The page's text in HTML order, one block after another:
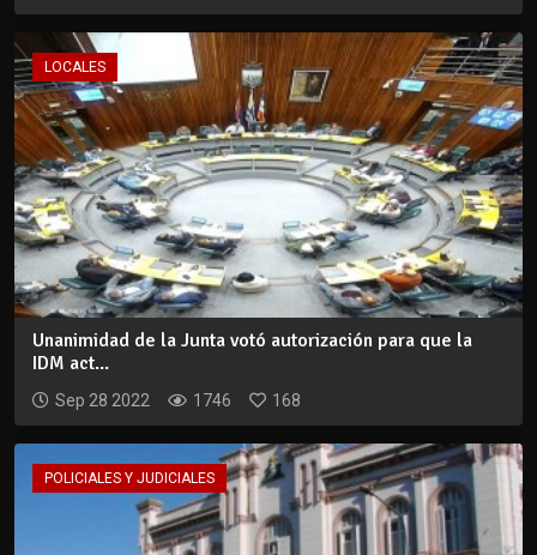
LOCALES
Unanimidad de la Junta votó autorización para que la
IDM act...
Sep 28 2022 1746 168
POLICIALES Y JUDICIALES